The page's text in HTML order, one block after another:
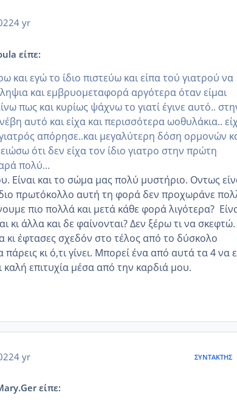
4 yr
είπε:
και εγώ το ίδιο πιστεύω και είπα τού γιατρού να
και εμβρυομεταφορά αργότερα όταν είμαι
πως και κυρίως ψάχνω το γιατί έγινε αυτό..
αυτό και είχα και περισσότερα ωοθυλάκια..
απόρησε..και μεγαλύτερη δόση ορμονών
ότι δεν είχα τον ίδιο γιατρο στην πρώτη
πολύ...
Είναι και το σώμα μας πολύ μυστήριο. Οντως
πρωτόκολλο αυτή τη φορά δεν προχωράνε
πιο πολλά και μετά κάθε φορά λιγότερα?
κι άλλα και δε φαίνονται? Δεν ξέρω τι να σκεφτώ.
κι έφτασες σχεδόν στο τέλος από το δύσκολο
κι ό,τι γίνει. Μπορεί ένα από αυτά τα 4 να
επιτυχία μέσα από την καρδιά μου.
4 yr ΣΥΝΤΆΚΤΗΣ
είπε: